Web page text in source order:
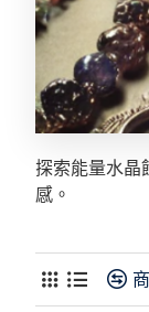
探索能量水晶
感。